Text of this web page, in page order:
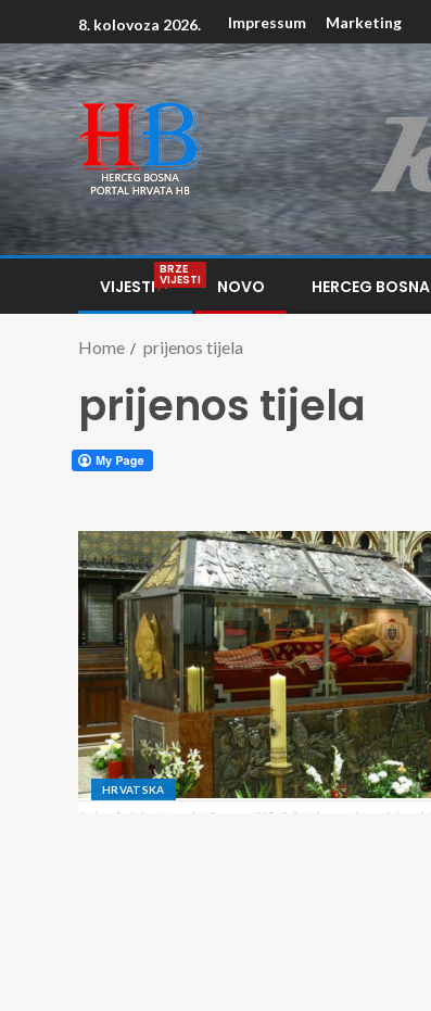
8. kolovoza 2026. Impressum Marketing
VIJESTI
BRZE
VIJESTI NOVO HERCEG BOSNA
Home prijenos tijela
prijenos tijela
HRVATSKA